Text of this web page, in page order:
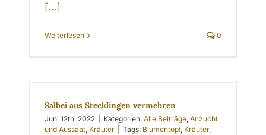
[...]
Weiterlesen 0
Salbei aus Stecklingen vermehren
Juni 12th, 2022 Kategorien:Alle Beiträge,Anzucht
und Aussaat, Kräuter Tags: Blumentopf, Kräuter,